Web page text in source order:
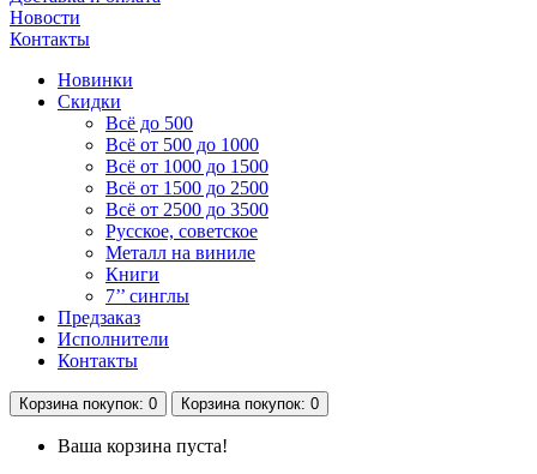
Новости
Контакты
Новинки
Скидки
Всё до 500
Всё от 500 до 1000
Всё от 1000 до 1500
Всё от 1500 до 2500
Всё от 2500 до 3500
Русское, советское
Металл на виниле
Книги
7’’ синглы
Предзаказ
Исполнители
Контакты
Корзина покупок: 0 Корзина покупок: 0
Ваша корзина пуста!